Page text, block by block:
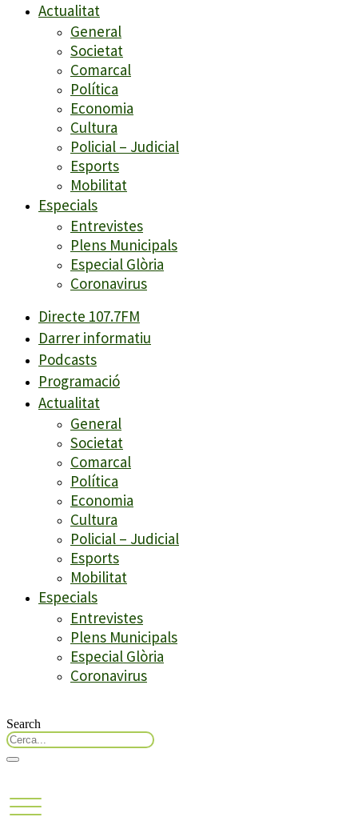
Actualitat
General
Societat
Comarcal
Política
Economia
Cultura
Policial – Judicial
Esports
Mobilitat
Especials
Entrevistes
Plens Municipals
Especial Glòria
Coronavirus
Directe 107.7FM
Darrer informatiu
Podcasts
Programació
Actualitat
General
Societat
Comarcal
Política
Economia
Cultura
Policial – Judicial
Esports
Mobilitat
Especials
Entrevistes
Plens Municipals
Especial Glòria
Coronavirus
Search